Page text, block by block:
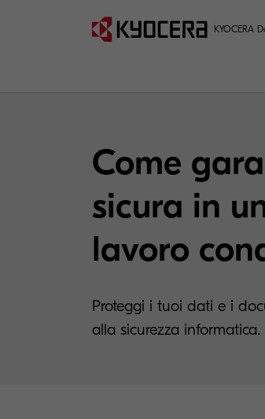
KYOCERA
Come
sicura in
lavoro
Proteggi i tuoi dati e i
alla sicurezza informatica.